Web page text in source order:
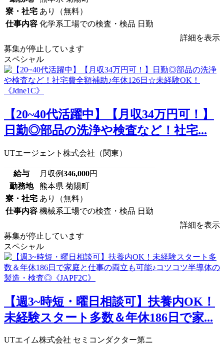
寮・社宅 あり（無料）
仕事内容 化学系工場での検査・検品 日勤
詳細を表示
募集が停止しています
スペシャル
【20~40代活躍中】【月収34万円可！】
日勤◎部品の洗浄や検査など！社宅...
UTエージェント株式会社（関東）
給与 月収例346,000円
勤務地
熊本県 菊陽町
寮・社宅 あり（無料）
仕事内容 機械系工場での検査・検品 日勤
詳細を表示
募集が停止しています
スペシャル
【週3~時短・曜日相談可】扶養内OK！
未経験スタート多数＆年休186日で家...
UTエイム株式会社 セミコンダクター第ニ